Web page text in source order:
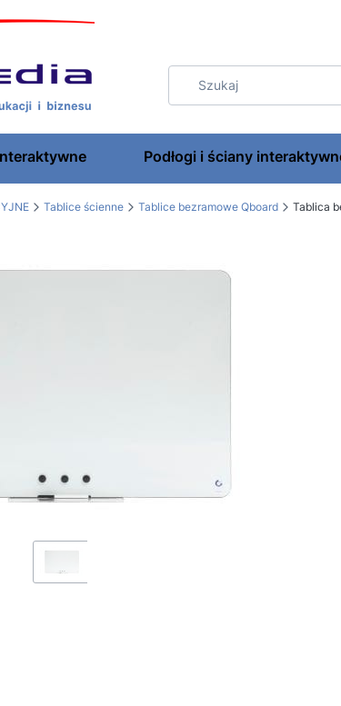
Podłogi i ściany
Tablice ścienne Tablice bezramowe Qboard Tablica